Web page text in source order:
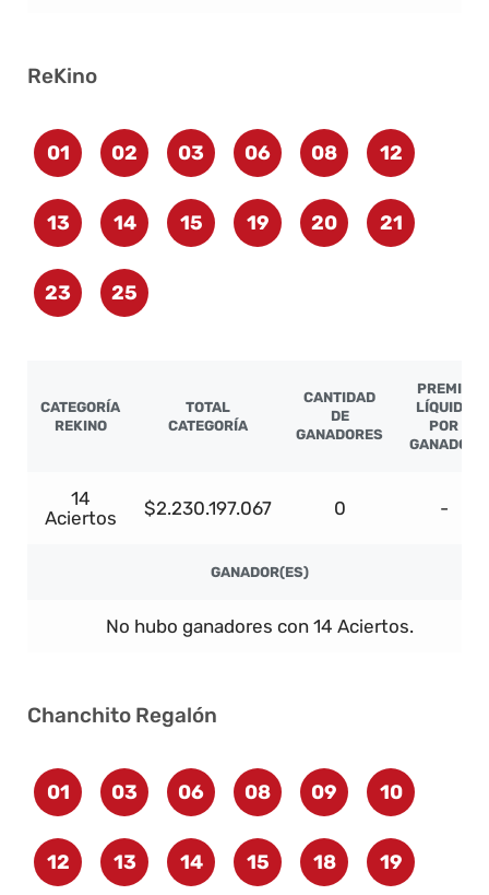
ReKino
01 02 03 06 08 12
13 14 15 19 20 21
23 25
CATEGORÍA
REKINO
TOTAL
CATEGORÍA
CANTIDAD
DE
GANADORES
PREMIO
LÍQUIDO
POR
GANADOR
14
Aciertos
$2.230.197.067 0 -
GANADOR(ES)
No hubo ganadores con 14 Aciertos.
Chanchito Regalón
01 03 06 08 09 10
12 13 14 15 18 19